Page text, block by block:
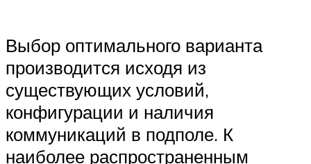
Выбор оптимального варианта
производится исходя из
существующих условий,
конфигурации и наличия
коммуникаций в подполе. К
наиболее распространенным